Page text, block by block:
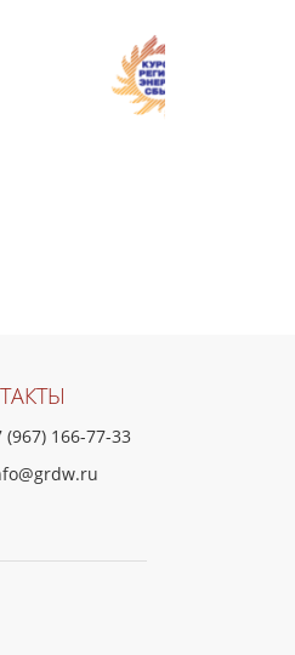
(967) 166-77-33